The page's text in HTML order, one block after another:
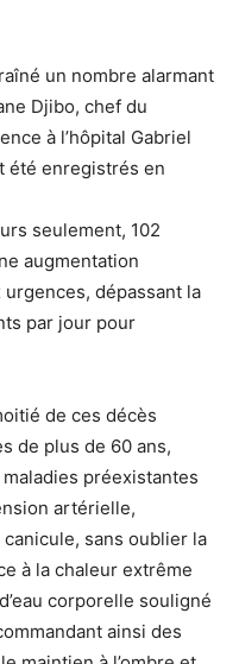
un nombre alarmant
Djibo, chef du
à l’hôpital Gabriel
été enregistrés en
seulement, 102
augmentation
dépassant la
par jour pour
de ces décès
de plus de 60 ans,
préexistantes
artérielle,
sans oublier la
à la chaleur extrême
corporelle souligné
ainsi des